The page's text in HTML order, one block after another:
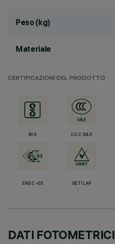
Peso (kg)
Materiale
CERTIFICAZIONI DEL PRODOTTO
BIS CCC S&E
ENEC-03 RETILAP
DATI FOTOMETRICI